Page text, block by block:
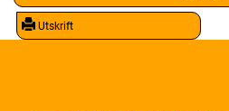
Utskrift